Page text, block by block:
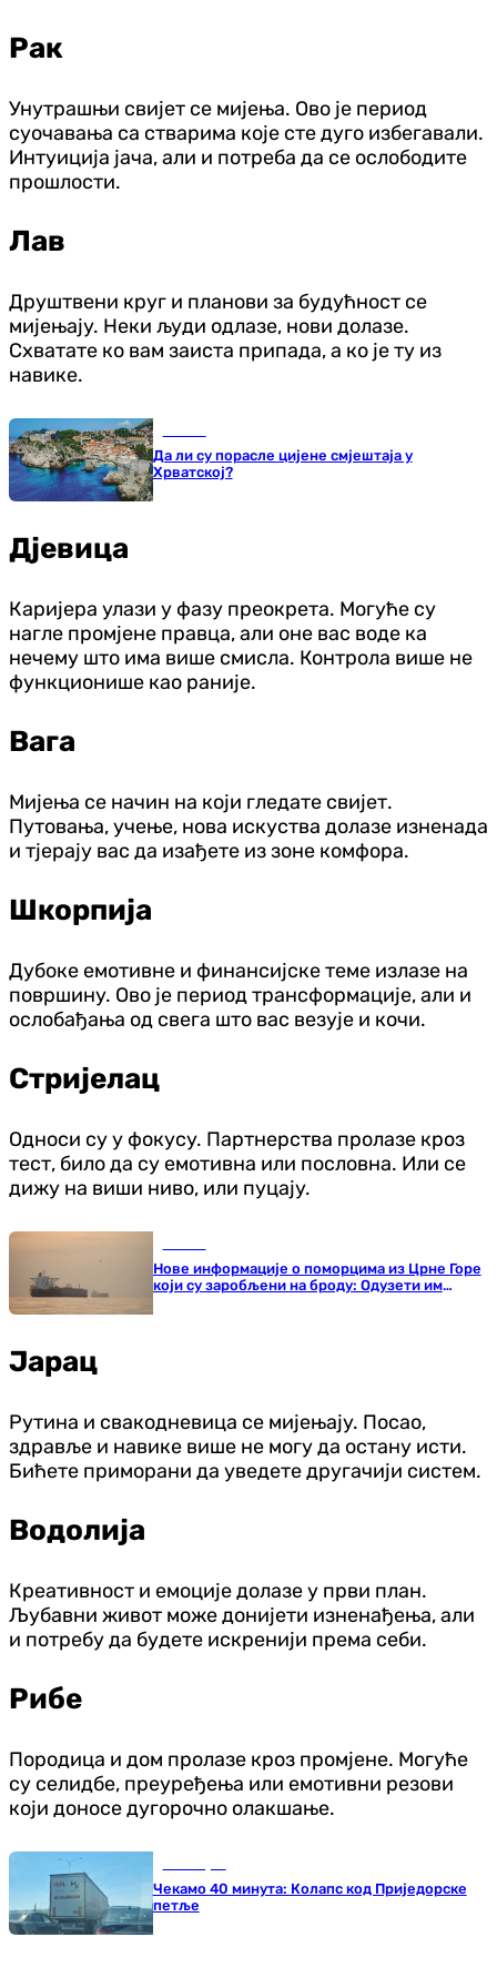
Рак
Унутрашњи свијет се мијења. Ово је период
суочавања са стварима које сте дуго избегавали.
Интуиција јача, али и потреба да се ослободите
прошлости.
Лав
Друштвени круг и планови за будућност се
мијењају. Неки људи одлазе, нови долазе.
Схватате ко вам заиста припада, а ко је ту из
навике.
Да ли су порасле цијене смјештаја у
Хрватској?
Дјевица
Каријера улази у фазу преокрета. Могуће су
нагле промјене правца, али оне вас воде ка
нечему што има више смисла. Контрола више не
функционише као раније.
Вага
Мијења се начин на који гледате свијет.
Путовања, учење, нова искуства долазе изненада
и тјерају вас да изађете из зоне комфора.
Шкорпија
Дубоке емотивне и финансијске теме излазе на
површину. Ово је период трансформације, али и
ослобађања од свега што вас везује и кочи.
Стријелац
Односи су у фокусу. Партнерства пролазе кроз
тест, било да су емотивна или пословна. Или се
дижу на виши ниво, или пуцају.
Нове информације о поморцима из Црне Горе
који су заробљени на броду: Одузети им
Јарац
Рутина и свакодневица се мијењају. Посао,
здравље и навике више не могу да остану исти.
Бићете приморани да уведете другачији систем.
Водолија
Креативност и емоције долазе у први план.
Љубавни живот може донијети изненађења, али
и потребу да будете искренији према себи.
Рибе
Породица и дом пролазе кроз промјене. Могуће
су селидбе, преуређења или емотивни резови
који доносе дугорочно олакшање.
Чекамо 40 минута: Колапс код Приједорске
петље